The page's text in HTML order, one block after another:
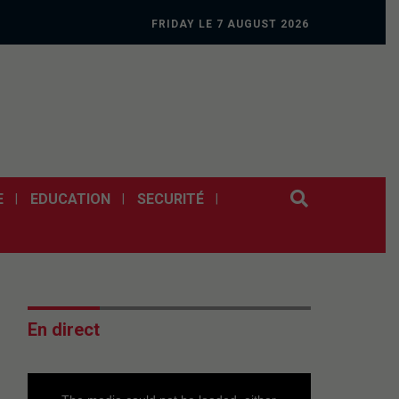
FRIDAY LE 7 AUGUST 2026
EDUCATION SECURITÉ
En direct